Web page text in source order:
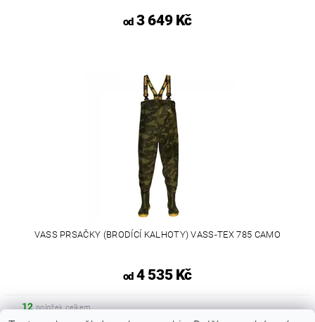
od3 649 Kč
VASS PRSAČKY (BRODÍCÍ KALHOTY) VASS-TEX 785 CAMO
od4 535 Kč
12položek celkem